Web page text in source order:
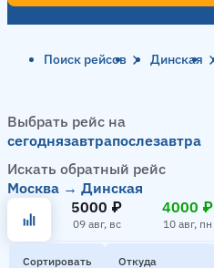
Поиск рейсов Динская
Выбрать рейс на
сегоднязавтрапослезавтра
Искать обратный рейс
Москва → Динская
5000 ₽
09 авг, вс
4000 ₽
10 авг, пн
Сортировать Откуда